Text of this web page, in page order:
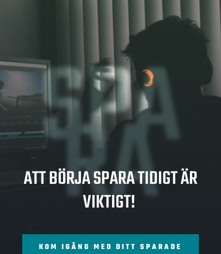
SPA
RA
ATT BÖRJA SPARA TIDIGT ÄR
VIKTIGT!
KOM IGÅNG MED DITT SPARADE